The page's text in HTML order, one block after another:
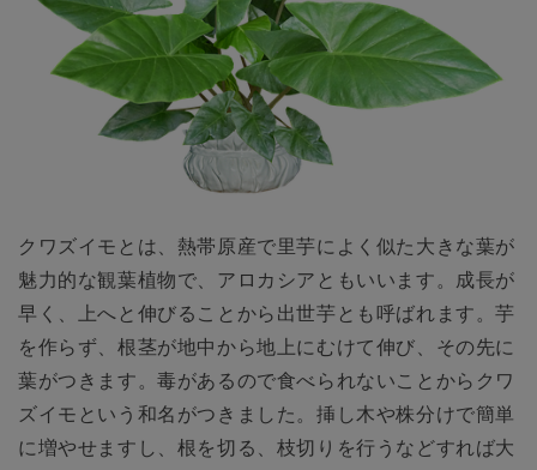
クワズイモとは、熱帯原産で里芋によく似た大きな葉が
魅力的な観葉植物で、アロカシアともいいます。成長が
早く、上へと伸びることから出世芋とも呼ばれます。芋
を作らず、根茎が地中から地上にむけて伸び、その先に
葉がつきます。毒があるので食べられないことからクワ
ズイモという和名がつきました。挿し木や株分けで簡単
に増やせますし、根を切る、枝切りを行うなどすれば大